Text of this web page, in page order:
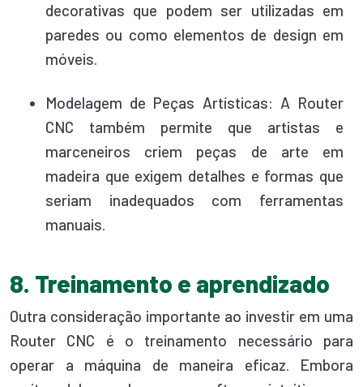
decorativas que podem ser utilizadas em
paredes ou como elementos de design em
móveis.
Modelagem de Peças Artísticas: A Router
CNC também permite que artistas e
marceneiros criem peças de arte em
madeira que exigem detalhes e formas que
seriam inadequados com ferramentas
manuais.
8. Treinamento e aprendizado
Outra consideração importante ao investir em uma
Router CNC é o treinamento necessário para
operar a máquina de maneira eficaz. Embora